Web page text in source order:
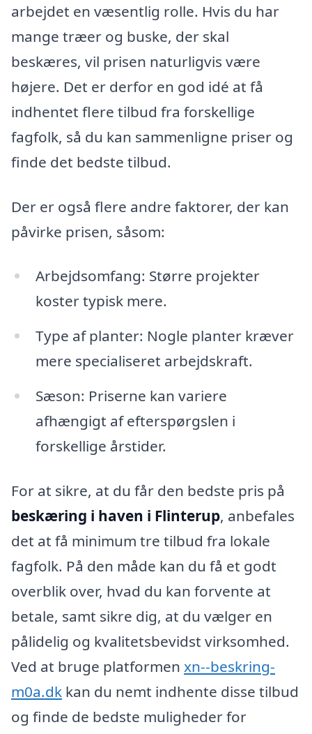
arbejdet en væsentlig rolle. Hvis du har
mange træer og buske, der skal
beskæres, vil prisen naturligvis være
højere. Det er derfor en god idé at få
indhentet flere tilbud fra forskellige
fagfolk, så du kan sammenligne priser og
finde det bedste tilbud.
Der er også flere andre faktorer, der kan
påvirke prisen, såsom:
Arbejdsomfang: Større projekter
koster typisk mere.
Type af planter: Nogle planter kræver
mere specialiseret arbejdskraft.
Sæson: Priserne kan variere
afhængigt af efterspørgslen i
forskellige årstider.
For at sikre, at du får den bedste pris på
beskæring i haven i Flinterup, anbefales
det at få minimum tre tilbud fra lokale
fagfolk. På den måde kan du få et godt
overblik over, hvad du kan forvente at
betale, samt sikre dig, at du vælger en
pålidelig og kvalitetsbevidst virksomhed.
Ved at bruge platformen xn--beskring-
m0a.dk kan du nemt indhente disse tilbud
og finde de bedste muligheder for